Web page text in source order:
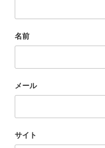
名前
メール
サイト